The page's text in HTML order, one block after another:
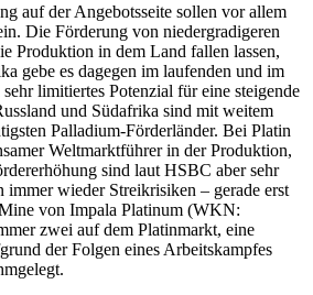
auf der Angebotsseite sollen vor allem
Die Förderung von niedergradigeren
Produktion in dem Land fallen lassen,
gebe es dagegen im laufenden und im
limitiertes Potenzial für eine steigende
und Südafrika sind mit weitem
Palladium-Förderländer. Bei Platin
Weltmarktführer in der Produktion,
sind laut HSBC aber sehr
immer wieder Streikrisiken – gerade erst
von Impala Platinum (WKN:
zwei auf dem Platinmarkt, eine
der Folgen eines Arbeitskampfes